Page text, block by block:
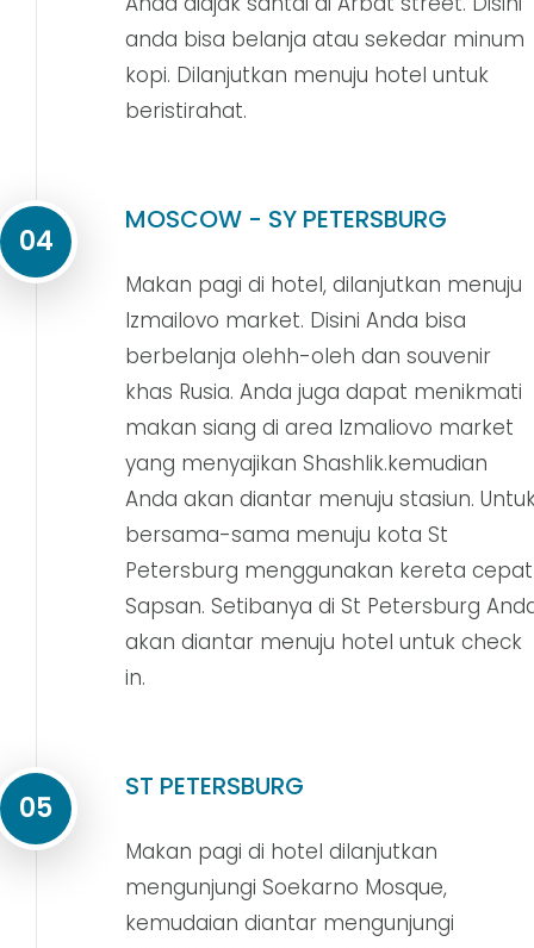
anda bisa belanja atau sekedar minum
kopi. Dilanjutkan menuju hotel untuk
beristirahat.
04
MOSCOW - SY PETERSBURG
Makan pagi di hotel, dilanjutkan menuju
Izmailovo market. Disini Anda bisa
berbelanja olehh-oleh dan souvenir
khas Rusia. Anda juga dapat menikmati
makan siang di area Izmaliovo market
yang menyajikan Shashlik.kemudian
Anda akan diantar menuju stasiun.
bersama-sama menuju kota St
Petersburg menggunakan kereta cepat
Sapsan. Setibanya di St Petersburg
akan diantar menuju hotel untuk check
in.
05
ST PETERSBURG
Makan pagi di hotel dilanjutkan
mengunjungi Soekarno Mosque,
kemudaian diantar mengunjungi